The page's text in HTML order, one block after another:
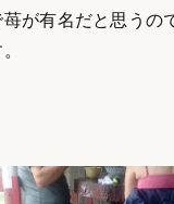
が有名だと思うの